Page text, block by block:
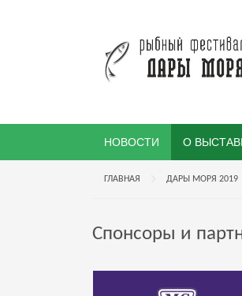
НОВОСТИ О
ГЛАВНАЯ ДАРЫ МОРЯ 2019
Спонсоры и